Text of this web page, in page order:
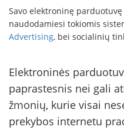
Savo elektroninę
naudodamiesi tokiomis
Advertising, bei socialinių
Elektroninės
paprastesnis nei gali
žmonių, kurie visai
prekybos internetu